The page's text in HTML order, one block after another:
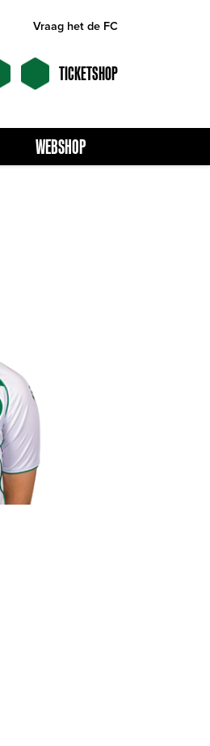
Vraag het de FC
TICKETSHOP
WEBSHOP